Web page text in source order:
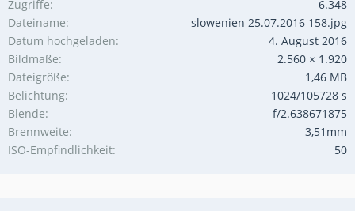
Zugriffe
6.348
Dateiname
slowenien 25.07.2016 158.jpg
Datum hochgeladen
4. August 2016
Bildmaße
2.560 × 1.920
Dateigröße
1,46 MB
Belichtung
1024/105728 s
Blende
f/2.638671875
Brennweite
3,51mm
ISO-Empfindlichkeit
50